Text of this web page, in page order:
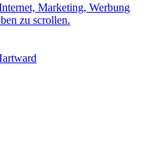
Marketing, Werbung
zu scrollen.